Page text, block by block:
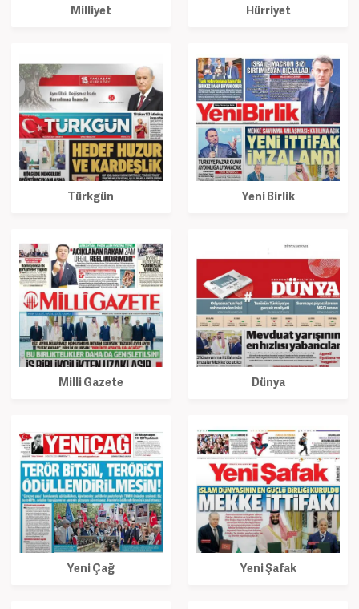
Milliyet Hürriyet
Türkgün Yeni Birlik
Milli Gazete Dünya
Yeni Çağ Yeni Şafak